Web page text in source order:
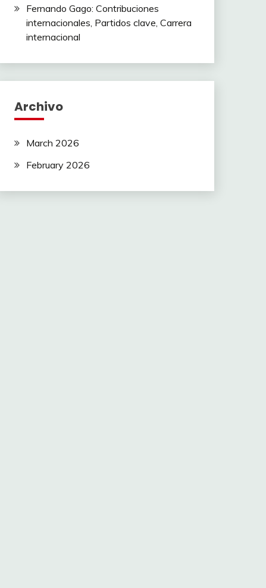
Fernando Gago: Contribuciones
internacionales, Partidos clave, Carrera
internacional
Archivo
March 2026
February 2026